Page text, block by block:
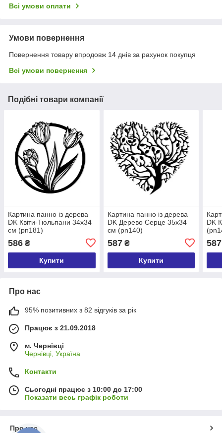
Всі умови оплати
Умови повернення
Повернення товару впродовж 14 днів за рахунок покупця
Всі умови повернення
Подібні товари компанії
Картина панно із дерева
DK Квіти-Тюльпани 34х34
см (pn181)
586 ₴
Купити
Картина панно із дерева
DK Дерево Серце 35х34
см (pn140)
587₴
Купити
DK
587
Про нас
95% позитивних з 82 відгуків за рік
Працює з 21.09.2018
м. Чернівці
Чернівці, Україна
Контакти
Сьогодні працює з 10:00 до 17:00
Показати весь графік роботи
Про нас